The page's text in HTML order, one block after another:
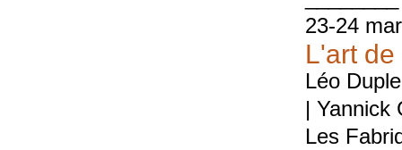
23-24
L'art
Léo
|
Les